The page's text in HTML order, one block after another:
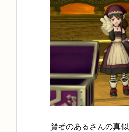
賢者のあるさんの真